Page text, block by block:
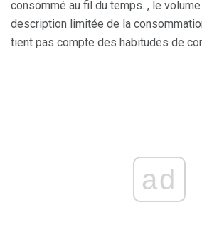
consommé au fil du temps. , le
description limitée de la
tient pas compte des habitudes de
ad